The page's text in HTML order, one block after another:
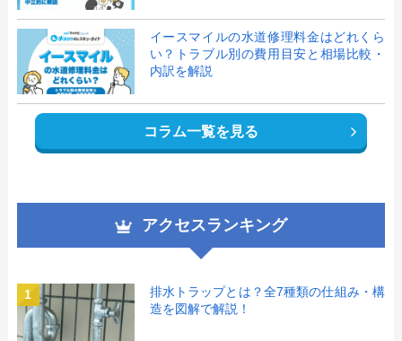
イースマイルの水道修理料金はどれくら
い？トラブル別の費用目安と相場比較・
内訳を解説
コラム一覧を見る
アクセスランキング
1
排水トラップとは？全7種類の仕組み・構
造を図解で解説！